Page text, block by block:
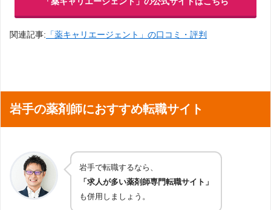
関連記事: 「薬キャリエージェント」の口コミ・評判
岩手の薬剤師におすすめ転職サイト
岩手で転職するなら、
「求人が多い薬剤師専門転職サイト」
も併用しましょう。